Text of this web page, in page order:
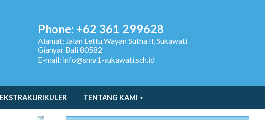
Phone: +62 361 299628
Alamat: Jalan Lettu Wayan Sutha II, Sukawati
Gianyar Bali 80582
E-mail: info@sma1-sukawati.sch.id
EKSTRAKURIKULER TENTANG KAMI